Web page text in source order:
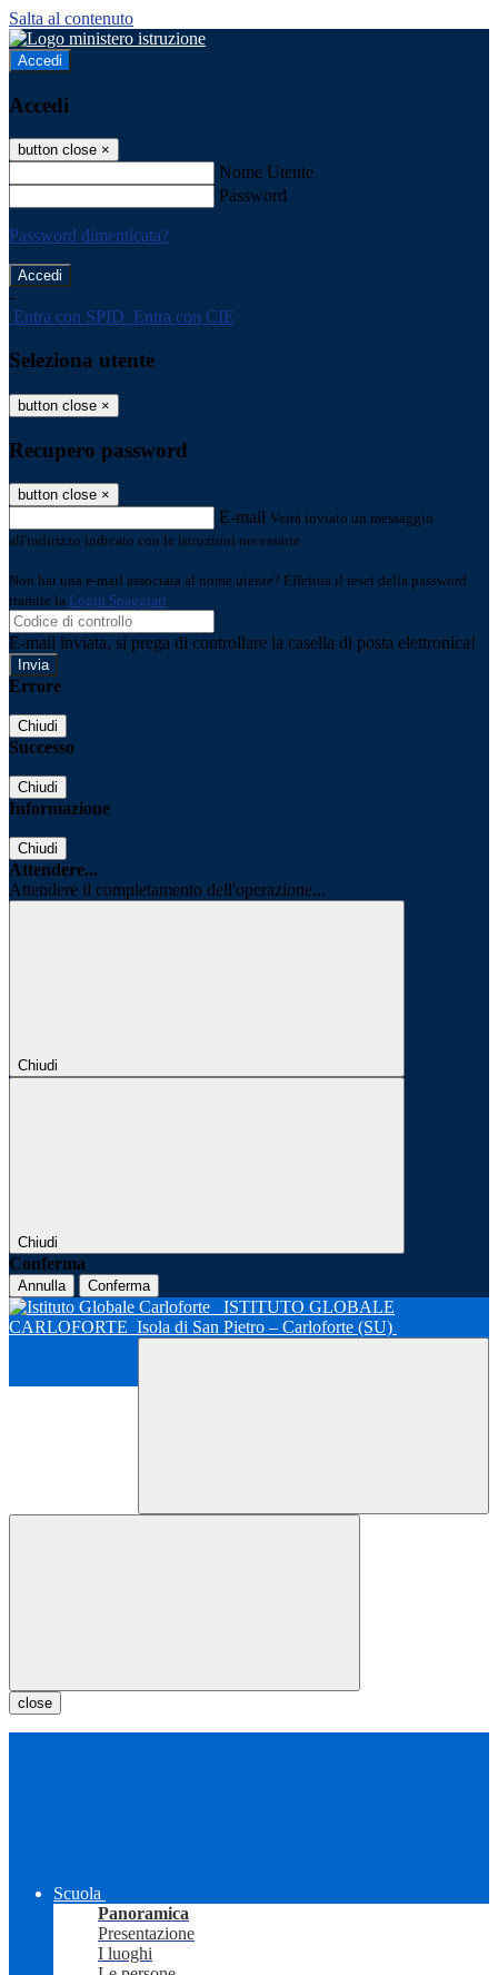
Salta al contenuto
Accedi
Accedi
button close ×
Nome Utente
Password
Password dimenticata?
-
Entra con SPID Entra con CIE
Seleziona utente
button close ×
Recupero password
button close ×
E-mail Verrà inviato un messaggio
all'indirizzo indicato con le istruzioni necessarie.
Non hai una e-mail associata al nome utente? Effettua il reset della password
tramite la Login Spaggiari
E-mail inviata, si prega di controllare la casella di posta elettronica!
Errore
Chiudi
Successo
Chiudi
Informazione
Chiudi
Attendere...
Attendere il completamento dell'operazione...
Chiudi
Chiudi
Conferma
Annulla Conferma
ISTITUTO GLOBALE
CARLOFORTE Isola di San Pietro – Carloforte (SU)
close
Scuola
Panoramica
Presentazione
I luoghi